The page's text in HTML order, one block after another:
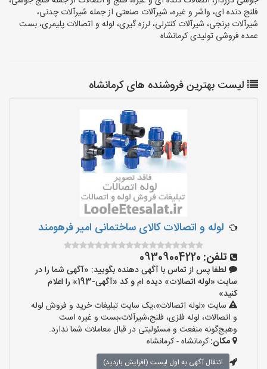
فلنج دنده ای، واشر و غیره، شیرآلات صنعتی از جمله شیرآلات چدنی،
شیرآلات برنجی، شیرآلات کنترلی، لرزه گیری، لوله و اتصالات پلیمری، بست
عمده فروشی تولیدی کرمانشاه
لیست بهترین فروشنده های کرمانشاه
لوله و اتصالات کالای ساختمانی امیر فرهومند
تلفن: 09309004220
لطفا پس از تماس با آگهی دهنده بگویید: «آگهی شما را در
سایت «لوله اتصالات» دیده ام و کد «آگهی-193» را اعلام
کنید»
سایت «لوله اتصالات»،یک سایت تبلیغات خرید و فروش لوله
و اتصالات، لوله فلزی، فلنج،شیرآلات،بست و غیره است
وهیچ‌گونه منفعت و مسئولیتی در قبال معاملات شما ندارد.
مکان:کرمانشاه - کرمانشاه
انتقال آگهی به اول لیست (افزایش بازدید)